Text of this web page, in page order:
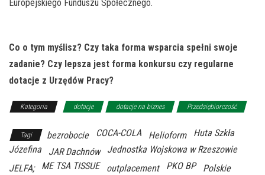
Europejskiego Funduszu Społecznego.
Co o tym myślisz? Czy taka forma wsparcia spełni swoje
zadanie? Czy lepsza jest forma konkursu czy regularne
dotacje z Urzędów Pracy?
Kategoria dotacje dotacje na biznes Przedsiębiorczość
Tagi bezrobocie COCA-COLA Helioform
Huta Szkła
Józefina
JAR Dachnów
Jednostka Wojskowa w Rzeszowie
JELFA;
ME TSA TISSUE outplacement PKO BP
Polskie